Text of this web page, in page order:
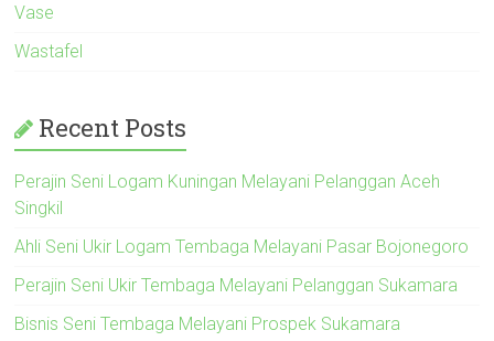
Vase
Wastafel
Recent Posts
Perajin Seni Logam Kuningan Melayani Pelanggan Aceh
Singkil
Ahli Seni Ukir Logam Tembaga Melayani Pasar Bojonegoro
Perajin Seni Ukir Tembaga Melayani Pelanggan Sukamara
Bisnis Seni Tembaga Melayani Prospek Sukamara